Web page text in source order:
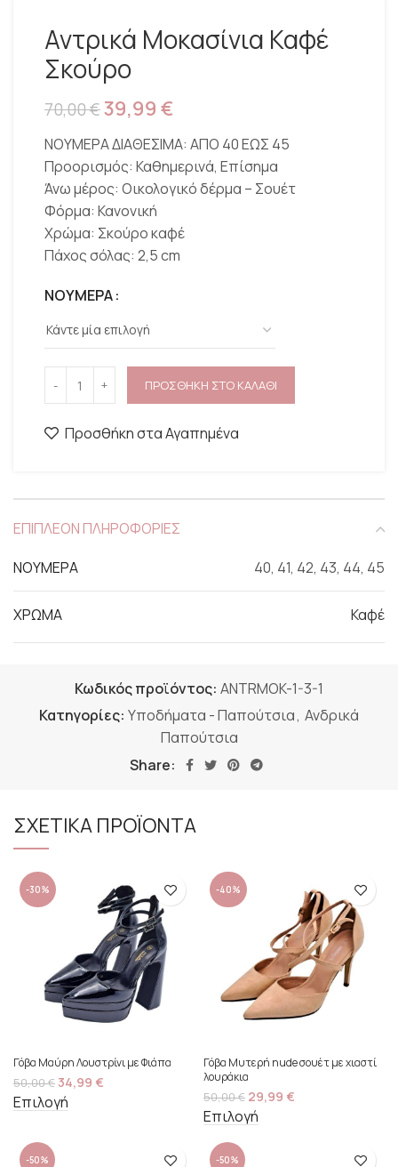
Αντρικά Μοκασίνια Καφέ
Σκούρο
70,00€39,99 €
ΝΟΥΜΕΡΑ ΔΙΑΘΕΣΙΜΑ: ΑΠΟ 40 ΕΩΣ 45
Προορισμός: Καθημερινά, Επίσημα
Άνω μέρος: Οικολογικό δέρμα – Σουέτ
Φόρμα: Κανονική
Χρώμα: Σκούρο καφέ
Πάχος σόλας: 2,5 cm
ΝΟΥΜΕΡΑ
ΠΡΟΣΘΗΚΗ ΣΤΟ ΚΑΛΑΘΙ
Προσθήκη στα Αγαπημένα
ΕΠΙΠΛΕΟΝ ΠΛΗΡΟΦΟΡΙΕΣ
ΝΟΥΜΕΡΑ
40, 41, 42, 43, 44, 45
ΧΡΩΜΑ Καφέ
Κωδικός προϊόντος: ANTRMOK-1-3-1
Κατηγορίες: Υποδήματα - Παπούτσια, Ανδρικά
Παπούτσια
Share:
ΣΧΕΤΙΚΑ ΠΡΟΪΟΝΤΑ
-30%
Γόβα Μαύρη Λουστρίνι με Φιάπα
50,00€ 34,99 €
Επιλογή
-40%
Γόβα Μυτερή nude σουέτ με χιαστί
λουράκια
50,00€ 29,99 €
Επιλογή
-50% -50%